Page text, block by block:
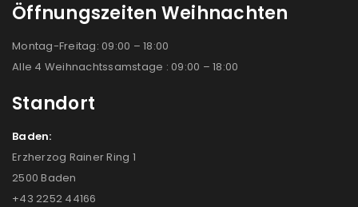
Öffnungszeiten Weihnachten
Montag-Freitag: 09:00 – 18:00
Alle 4 Weihnachtssamstage : 09:00 – 18:00
Standort
Baden:
Erzherzog Rainer Ring 1
2500 Baden
+43 2252 44166